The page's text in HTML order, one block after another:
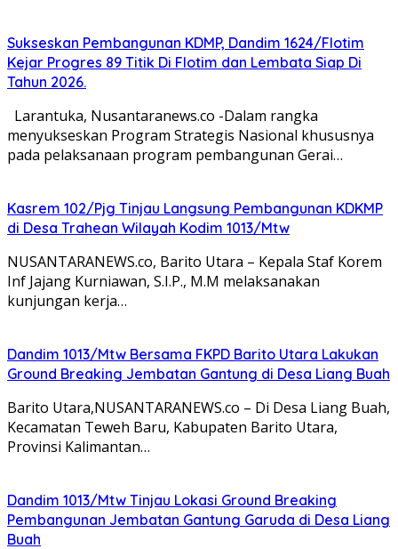
Sukseskan Pembangunan KDMP, Dandim 1624/Flotim
Kejar Progres 89 Titik Di Flotim dan Lembata Siap Di
Tahun 2026.
Larantuka, Nusantaranews.co -Dalam rangka
menyukseskan Program Strategis Nasional khususnya
pada pelaksanaan program pembangunan Gerai…
Kasrem 102/Pjg Tinjau Langsung Pembangunan KDKMP
di Desa Trahean Wilayah Kodim 1013/Mtw
NUSANTARANEWS.co, Barito Utara – Kepala Staf Korem
Inf Jajang Kurniawan, S.I.P., M.M melaksanakan
kunjungan kerja…
Dandim 1013/Mtw Bersama FKPD Barito Utara Lakukan
Ground Breaking Jembatan Gantung di Desa Liang Buah
Barito Utara,NUSANTARANEWS.co – Di Desa Liang Buah,
Kecamatan Teweh Baru, Kabupaten Barito Utara,
Provinsi Kalimantan…
Dandim 1013/Mtw Tinjau Lokasi Ground Breaking
Pembangunan Jembatan Gantung Garuda di Desa Liang
Buah